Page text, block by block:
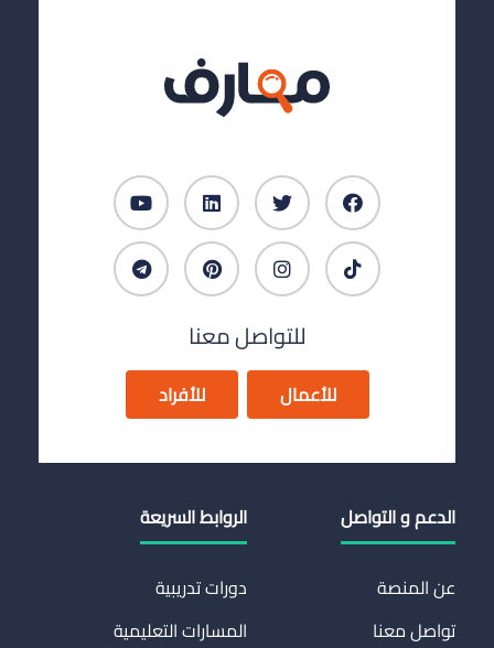
للتواصل معنا
للأعمال للأفراد
الدعم و التواصل
عن المنصة
تواصل معنا
الروابط السريعة
دورات تدريبية
المسارات التعليمية